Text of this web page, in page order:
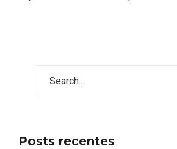
Posts recentes